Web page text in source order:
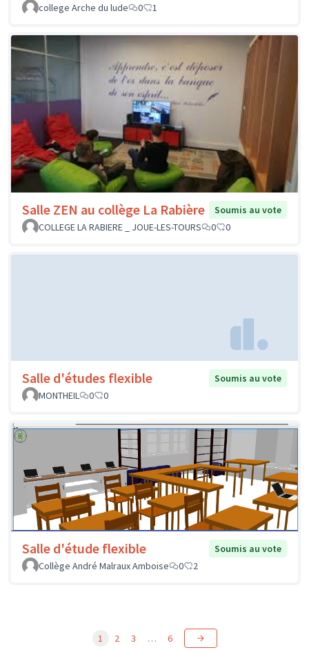
college Arche du lude
0 1
Salle ZEN au collège La Rabière
Soumis au vote
COLLEGE LA RABIERE _ JOUE-LES-TOURS
0 0
Salle d'études flexible
Soumis au vote
MONTHEIL
0 0
Salle d'étude flexible
Soumis au vote
Collège André Malraux Amboise
0 2
1 2 3 … 6